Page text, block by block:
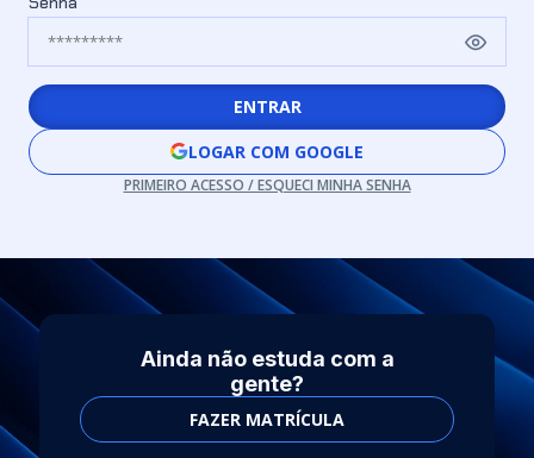
ENTRAR
LOGAR COM GOOGLE
PRIMEIRO ACESSO / ESQUECI MINHA SENHA
Ainda não estuda com a
gente?
FAZER MATRÍCULA